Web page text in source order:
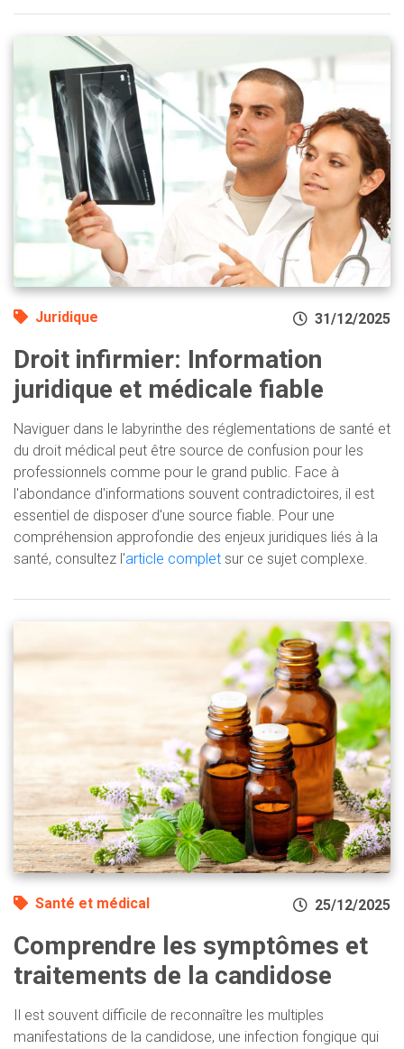
Juridique 31/12/2025
Droit infirmier: Information
juridique et médicale fiable
Naviguer dans le labyrinthe des réglementations de santé et
du droit médical peut être source de confusion pour les
professionnels comme pour le grand public. Face à
l'abondance d'informations souvent contradictoires, il est
essentiel de disposer d'une source fiable. Pour une
compréhension approfondie des enjeux juridiques liés à la
santé, consultez l'article complet sur ce sujet complexe.
Santé et médical 25/12/2025
Comprendre les symptômes et
traitements de la candidose
Il est souvent difficile de reconnaître les multiples
manifestations de la candidose, une infection fongique qui